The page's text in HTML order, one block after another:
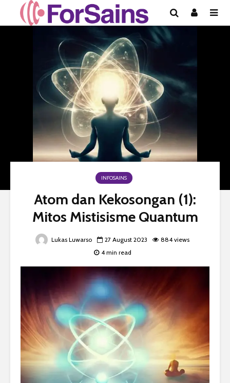
INFOSAINS
Atom dan Kekosongan (1):
Mitos Mistisisme Quantum
Lukas Luwarso 27 August 2023
884 views
4 min read